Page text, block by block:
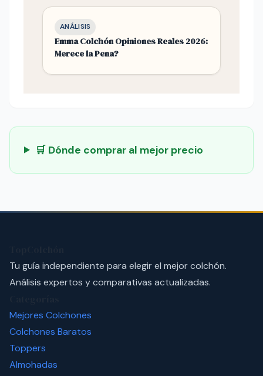
ANÁLISIS
Emma Colchón Opiniones Reales 2026:
Merece la Pena?
🛒 Dónde comprar al mejor precio
Tu guía independiente para elegir el mejor colchón.
Análisis expertos y comparativas actualizadas.
Mejores Colchones
Colchones Baratos
Toppers
Almohadas